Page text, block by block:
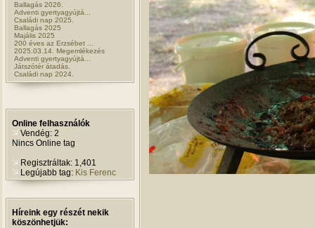
Ballagás 2026.
Adventi gyertyagyújtá...
Családi nap 2025.
Ballagás 2025
Majális 2025
200 éves az Erzsébet ...
2025.03.14. Megemlékezés
Adventi gyertyagyújtá...
Játszótér átadás.
Családi nap 2024.
Online felhasználók
Vendég: 2
Nincs Online tag
Regisztráltak: 1,401
Legújabb tag: Kis Ferenc
Híreink egy részét nekik
köszönhetjük: